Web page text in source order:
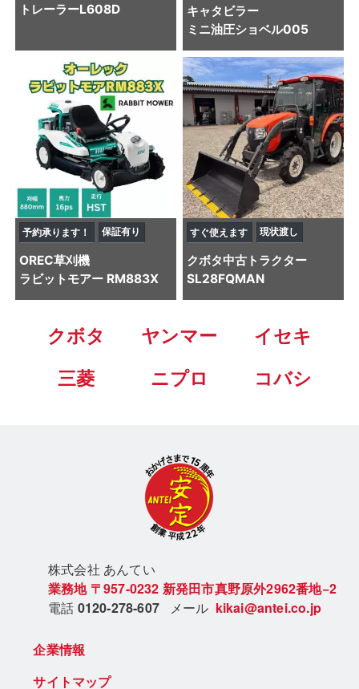
トレーラーL608D
キャタビラー
ミニ油圧ショベル005
予約承ります！ 保証有り
OREC草刈機
ラビットモアー RM883X
すぐ使えます 現状渡し
クボタ中古トラクター
SL28FQMAN
クボタ ヤンマー
イセキ
三菱
ニプロ コバシ
株式会社 あんてい
業務地 〒957-0232 新発田市真野原外2962番地−2
電話 0120-278-607 メール kikai@antei.co.jp
企業情報
サイトマップ